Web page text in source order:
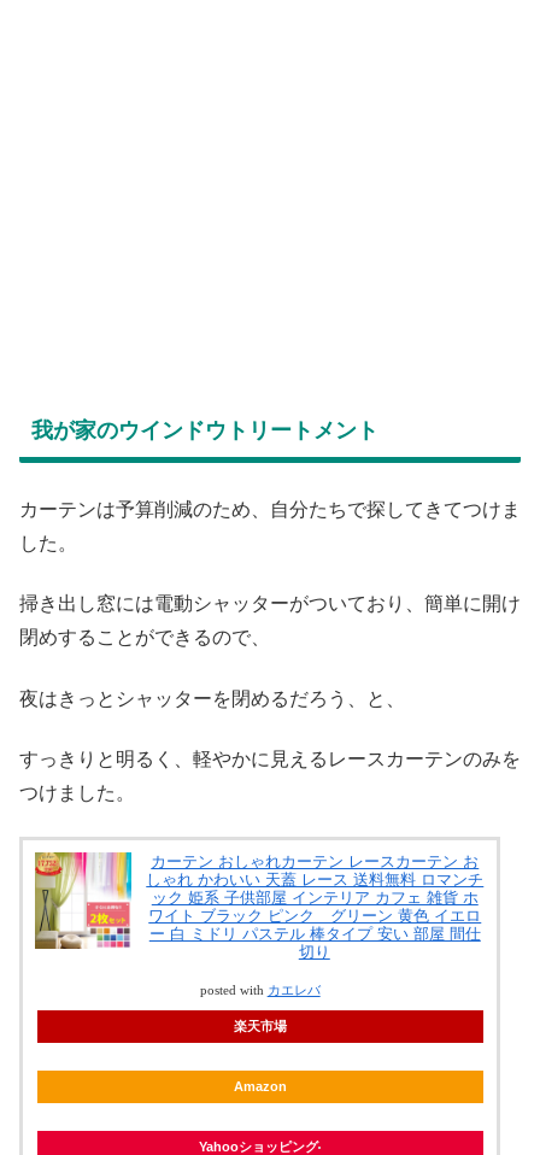
我が家のウインドウトリートメント
カーテンは予算削減のため、自分たちで探してきてつけま
した。
掃き出し窓には電動シャッターがついており、簡単に開け
閉めすることができるので、
夜はきっとシャッターを閉めるだろう、と、
すっきりと明るく、軽やかに見えるレースカーテンのみを
つけました。
カーテン おしゃれカーテン レースカーテン お
しゃれ かわいい 天蓋 レース 送料無料 ロマンチ
ック 姫系 子供部屋 インテリア カフェ 雑貨 ホ
ワイト ブラック ピンク グリーン 黄色 イエロ
ー 白 ミドリ パステル 棒タイプ 安い 部屋 間仕
切り
posted with カエレバ
楽天市場
Amazon
Yahooショッピング